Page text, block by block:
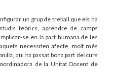
un grup de treball que els ha
teòrics, aprendre de camps
se en la part humana de les
necessiten afecte, molt més
qui ha passat bona part del curs
de la Unitat Docent de